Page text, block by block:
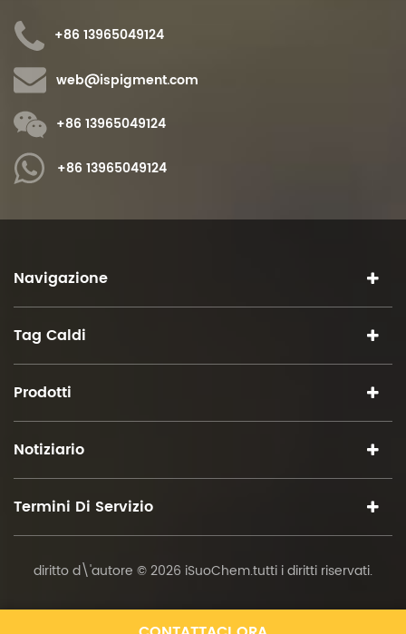
+86 13965049124
web@ispigment.com
+86 13965049124
+86 13965049124
Navigazione
Tag Caldi
Prodotti
Notiziario
Termini Di Servizio
diritto d\'autore © 2026 iSuoChem.tutti i diritti riservati.